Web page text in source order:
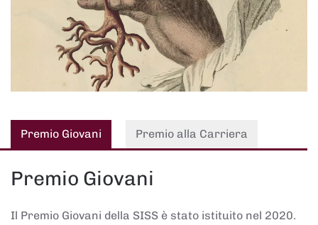
Premio Giovani Premio alla Carriera
Premio Giovani
Il Premio Giovani della SISS è stato istituito nel 2020.